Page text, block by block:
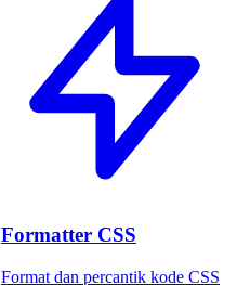
Formatter CSS
Format dan percantik kode CSS